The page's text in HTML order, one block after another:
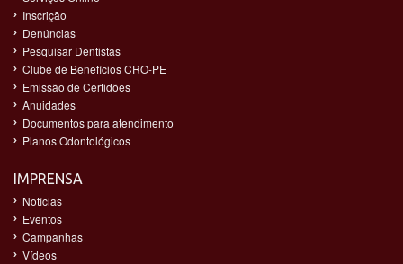
Inscrição
Denúncias
Pesquisar Dentistas
Clube de Benefícios CRO-PE
Emissão de Certidões
Anuidades
Documentos para atendimento
Planos Odontológicos
IMPRENSA
Notícias
Eventos
Campanhas
Vídeos